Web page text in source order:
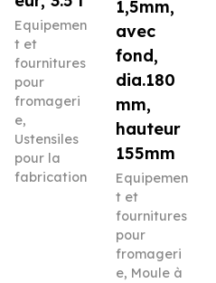
Equipemen
t et
fournitures
pour
fromageri
e,
Ustensiles
pour la
fabrication
1,5mm,
avec
fond,
dia.180
mm,
hauteur
155mm
Equipemen
t et
fournitures
pour
fromageri
e, Moule à